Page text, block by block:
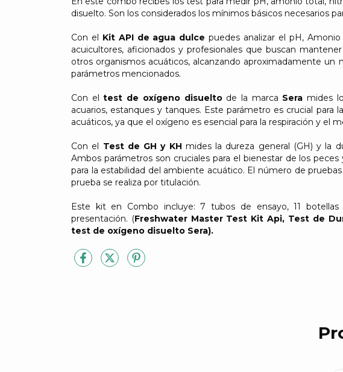
disuelto. Son los considerados los mínimos básicos necesarios
Con el Kit API de agua dulcepuedes analizar el pH,
acuicultores, aficionados y profesionales que buscan
otros organismos acuáticos, alcanzando aproximadamente
parámetros mencionados.
Con eltest de oxígeno disuelto de la marca Sera mides
acuarios, estanques y tanques. Este parámetro es crucial para
acuáticos, ya que el oxígeno es esencial para la respiración y el
Con el Test de GH y KH mides la dureza general (GH) y la
Ambos parámetros son cruciales para el bienestar de los
para la estabilidad del ambiente acuático. El número de
prueba se realiza por titulación.
Este kit en Combo incluye: 7 tubos de ensayo, 11
presentación. (Freshwater Master Test Kit Api, Test de
test de oxígeno disuelto Sera).